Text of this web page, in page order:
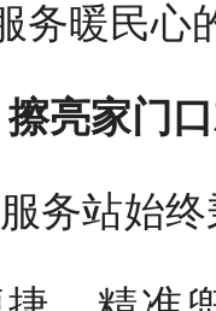
务暖民心
亮家门
务站始